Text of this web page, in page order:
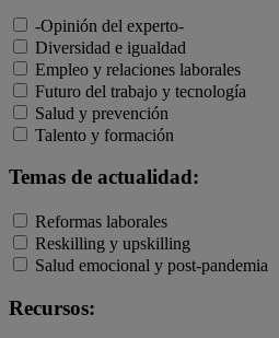
-Opinión del experto-
Diversidad e igualdad
Empleo y relaciones laborales
Futuro del trabajo y tecnología
Salud y prevención
Talento y formación
Temas de actualidad:
Reformas laborales
Reskilling y upskilling
Salud emocional y post-pandemia
Recursos: